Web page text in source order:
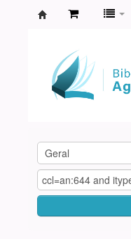
Agamenon
Magalhães